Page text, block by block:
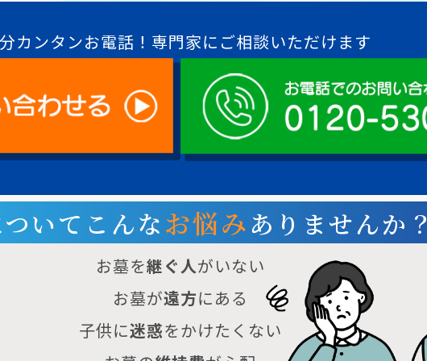
カンタンお電話！ 専門家にご相談いただけます
いてこんなお悩みありませんか？
お墓を継ぐ人がいない
お墓が遠方にある
子供に迷惑をかけたくない